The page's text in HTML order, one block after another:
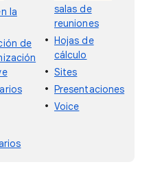
la
de
salas de
reuniones
Hojas de
cálculo
Sites
Presentaciones
Voice